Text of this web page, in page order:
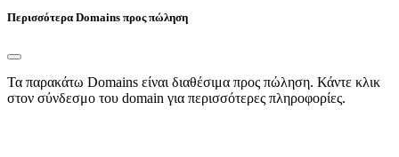
Περισσότερα Domains προς πώληση
Τα παρακάτω Domains είναι διαθέσιμα προς πώληση. Κάντε κλικ
στον σύνδεσμο του domain για περισσότερες πληροφορίες.